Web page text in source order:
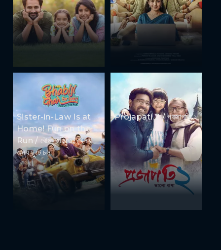
Sister-in-Law Is at
Home! Fun on the
Run / বৌমা বাড়িতে! খেলার
জন্য ছুটে চলা
Projapati 2 / প্রজাপতি ২